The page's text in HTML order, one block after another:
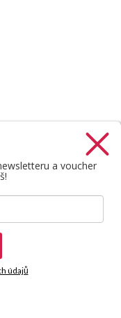
a voucher
údajů